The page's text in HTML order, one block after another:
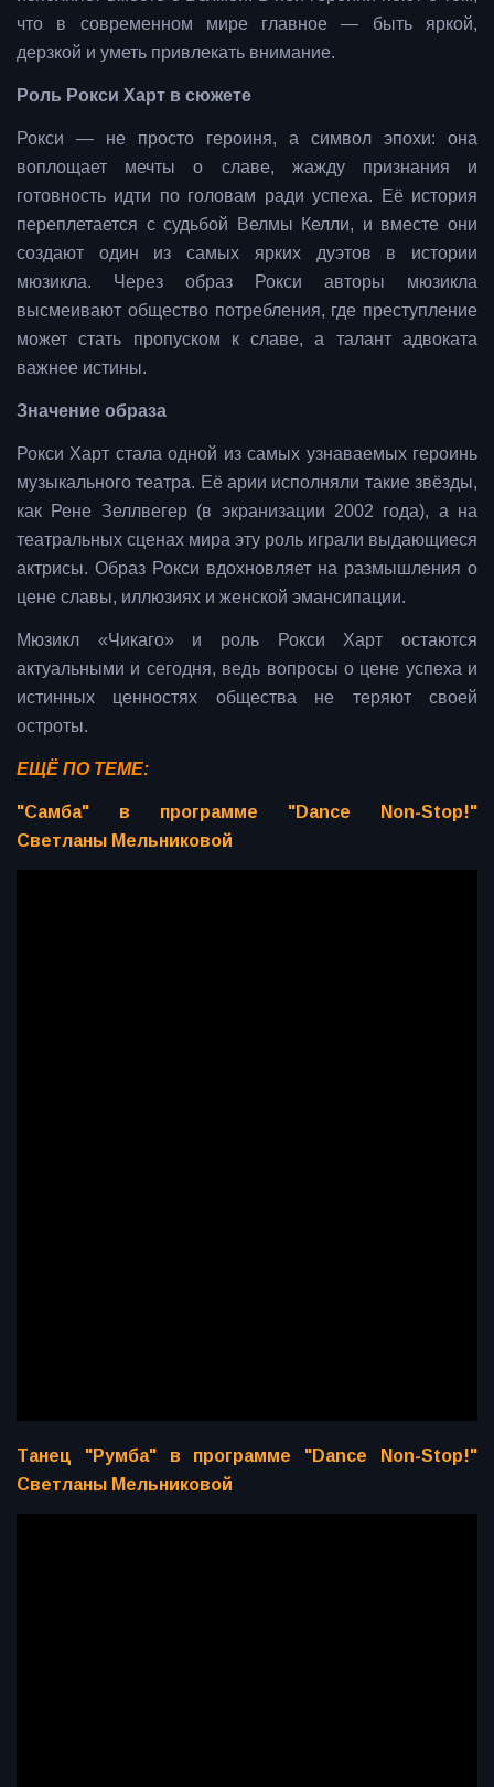
что в современном мире главное — быть яркой,
дерзкой и уметь привлекать внимание.
Роль Рокси Харт в сюжете
Рокси — не просто героиня, а символ эпохи: она
воплощает мечты о славе, жажду признания и
готовность идти по головам ради успеха. Её история
переплетается с судьбой Велмы Келли, и вместе они
создают один из самых ярких дуэтов в истории
мюзикла. Через образ Рокси авторы мюзикла
высмеивают общество потребления, где преступление
может стать пропуском к славе, а талант адвоката
важнее истины.
Значение образа
Рокси Харт стала одной из самых узнаваемых героинь
музыкального театра. Её арии исполняли такие звёзды,
как Рене Зеллвегер (в экранизации 2002 года), а на
театральных сценах мира эту роль играли выдающиеся
актрисы. Образ Рокси вдохновляет на размышления о
цене славы, иллюзиях и женской эмансипации.
Мюзикл «Чикаго» и роль Рокси Харт остаются
актуальными и сегодня, ведь вопросы о цене успеха и
истинных ценностях общества не теряют своей
остроты.
ЕЩЁ ПО ТЕМЕ:
"Самба" в программе "Dance Non-Stop!"
Светланы Мельниковой
Танец "Румба" в программе "Dance Non-Stop!"
Светланы Мельниковой